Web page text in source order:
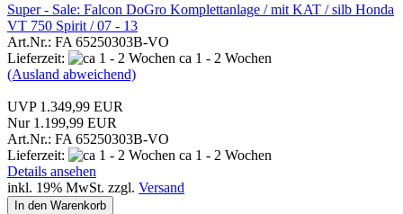
Super - Sale: Falcon DoGro Komplettanlage / mit KAT / silb Honda
VT 750 Spirit / 07 - 13
Art.Nr.: FA 65250303B-VO
Lieferzeit:
ca 1 - 2 Wochen
(Ausland abweichend)
UVP 1.349,99 EUR
Nur 1.199,99 EUR
Art.Nr.: FA 65250303B-VO
Lieferzeit:
ca 1 - 2 Wochen
Details ansehen
inkl. 19% MwSt. zzgl. Versand
In den Warenkorb